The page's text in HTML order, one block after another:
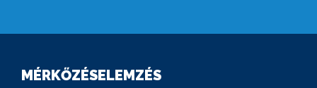
MÉRKŐZÉSELEMZÉS